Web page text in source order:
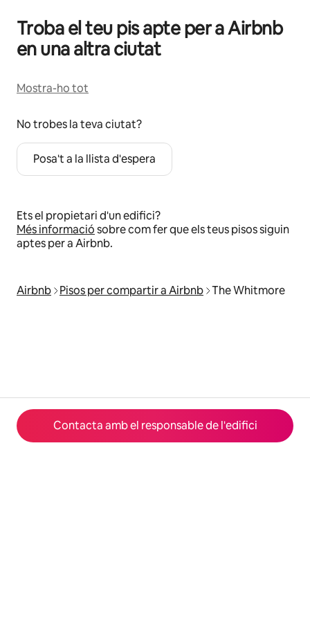
Contacta amb el responsable de l'edifici
Troba el teu pis apte per a Airbnb
en una altra ciutat
Mostra-ho tot
No trobes la teva ciutat?
Posa't a la llista d'espera
Ets el propietari d'un edifici?
Més informaciósobre com fer que els teus pisos siguin
aptes per a Airbnb.
Airbnb Pisos per compartir a Airbnb The Whitmore